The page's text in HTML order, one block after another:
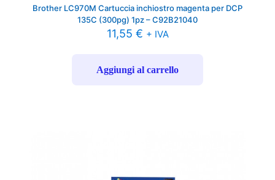
Brother LC970M Cartuccia inchiostro magenta per DCP
135C (300pg) 1pz – C92B21040
11,55 € + IVA
Aggiungi al carrello